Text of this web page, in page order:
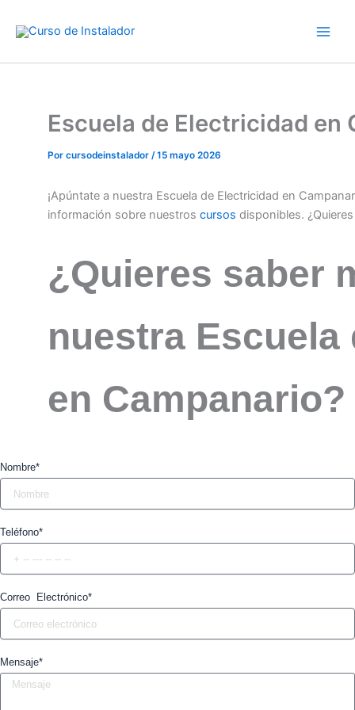
Escuela de Electricidad en
Por cursodeinstalador /15 mayo 2026
¡Apúntate a nuestra Escuela de Electricidad en
información sobre nuestros cursos disponibles.
¿Quieres saber
nuestra
en
Nombre*
Teléfono*
Correo Electrónico*
Mensaje*